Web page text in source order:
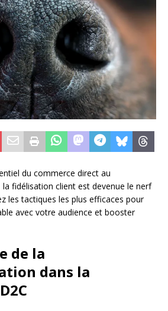
du commerce direct au
fidélisation client est devenue le nerf
les tactiques les plus efficaces pour
avec votre audience et booster
de la
dans la